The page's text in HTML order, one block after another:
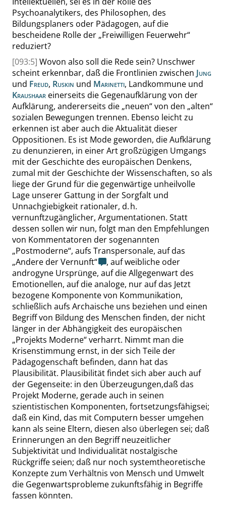
Psychoanalytikers, des Philosophen, des
Bildungsplaners oder Pädagogen, auf die
bescheidene Rolle der „Freiwilligen Feuerwehr“
reduziert?
[093:5] Wovon also soll die Rede sein? Unschwer
scheint erkennbar, daß die Frontlinien zwischen Jung
und Freud, Ruskin und Marinetti, Landkommune und
Kraushaar einerseits die Gegenaufklärung von der
Aufklärung, andererseits die „neuen“von den „alten“
sozialen Bewegungen trennen. Ebenso leicht zu
erkennen ist aber auch die Aktualität dieser
Oppositionen. Es ist Mode geworden, die Aufklärung
zu denunzieren, in einer Art großzügigen Umgangs
mit der Geschichte des europäischen Denkens,
zumal mit der Geschichte der Wissenschaften, so als
liege der Grund für die gegenwärtige unheilvolle
Lage unserer Gattung in der Sorgfalt und
Unnachgiebigkeit rationaler, d. h.
vernunftzugänglicher, Argumentationen. Statt
dessen sollen wir nun, folgt man den Empfehlungen
von Kommentatoren der sogenannten
„Postmoderne“, aufs Transpersonale, auf das
„Andere der Vernunft“
, auf weibliche oder
androgyne Ursprünge, auf die Allgegenwart des
Emotionellen, auf die analoge, nur auf das Jetzt
bezogene Komponente von Kommunikation,
schließlich aufs Archaische uns beziehen und einen
Begriff von Bildung des Menschen finden, der nicht
länger in der Abhängigkeit des europäischen
„Projekts Moderne“verharrt. Nimmt man die
Krisenstimmung ernst, in der sich Teile der
Pädagogenschaft befinden, dann hat das
Plausibilität. Plausibilitätfindet sich aber auch auf
der Gegenseite: in den Überzeugungen,daß das
Projekt Moderne, gerade auch in seinen
szientistischen Komponenten, fortsetzungsfähigsei;
daß ein Kind, das mit Computern besser umgehen
kann als seine Eltern, diesen also überlegen sei; daß
Erinnerungen an den Begriff neuzeitlicher
Subjektivität und Individualität nostalgische
Rückgriffe seien; daß nur noch systemtheoretische
Konzepte zum Verhältnis von Mensch und Umwelt
die Gegenwartsprobleme zukunftsfähig in Begriffe
fassen könnten.